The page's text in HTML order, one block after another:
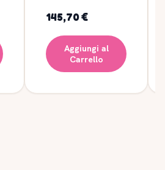
145,70 €
Aggiungi al
Carrello